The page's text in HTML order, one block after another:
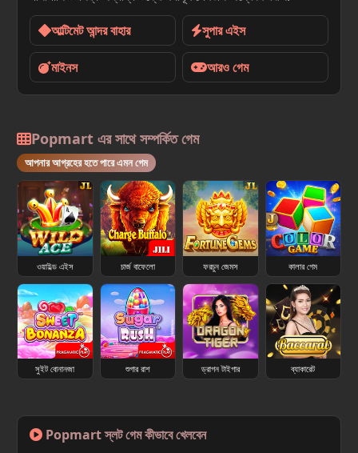
আল্টিমেট আন্দর বাহার
সুপার এইস
মাইনস আরও গেম
Popmart এর সাথে সম্পর্কিত গেম
আপনার আগ্রহের হতে পারে এমন গেম
ওয়াইল্ড এইস চার্জ বাফেলো ফরচুন জেমস কালার গেম
সুইট বোনানজা শুগার রাশ ড্রাগন টাইগার ব্যাকারেট
Popmart স্লট গেম কীভাবে খেলবেন